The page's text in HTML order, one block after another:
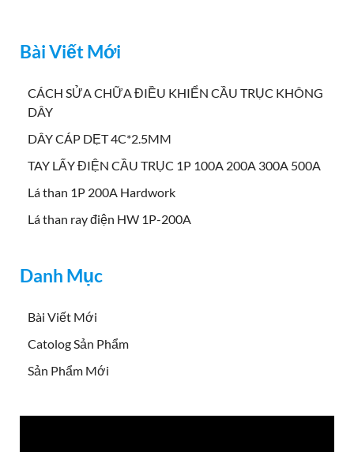
Bài Viết Mới
CÁCH SỬA CHỮA ĐIỀU KHIỂN CẦU TRỤC KHÔNG
DÂY
DÂY CÁP DẸT 4C*2.5MM
TAY LẤY ĐIỆN CẦU TRỤC 1P 100A 200A 300A 500A
Lá than 1P 200A Hardwork
Lá than ray điện HW 1P-200A
Danh Mục
Bài Viết Mới
Catolog Sản Phẩm
Sản Phẩm Mới